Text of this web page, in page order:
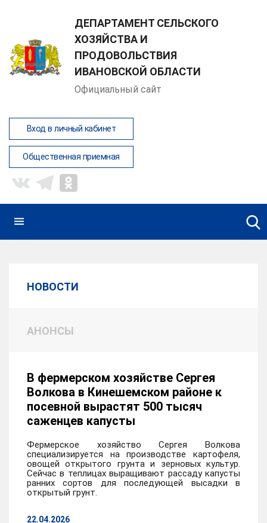
ДЕПАРТАМЕНТ СЕЛЬСКОГО
ХОЗЯЙСТВА И
ПРОДОВОЛЬСТВИЯ
ИВАНОВСКОЙ ОБЛАСТИ
Официальный сайт
Вход в личный кабинет
Общественная приемная
НОВОСТИ
АНОНСЫ
В фермерском хозяйстве Сергея
Волкова в Кинешемском районе к
посевной вырастят 500 тысяч
саженцев капусты
Фермерское хозяйство Сергея Волкова
специализируется на производстве картофеля,
овощей открытого грунта и зерновых культур.
Сейчас в теплицах выращивают рассаду капусты
ранних сортов для последующей высадки в
открытый грунт.
22.04.2026